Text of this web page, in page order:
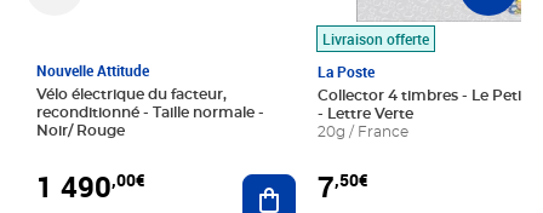
Nouvelle Attitude
Vélo électrique du facteur,
reconditionné - Taille normale -
Noir/ Rouge
1 490,00€ Ajouter au panier
Livraison offerte
La Poste
Collector 4 timbres - Le Petit
- Lettre Verte
20g / France
7,50€